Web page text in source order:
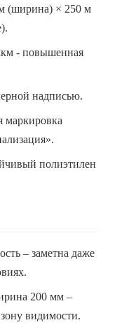
(ширина) × 250 м
- повышенная
надписью.
маркировка
полиэтилен
– заметна даже
200 мм –
видимости.